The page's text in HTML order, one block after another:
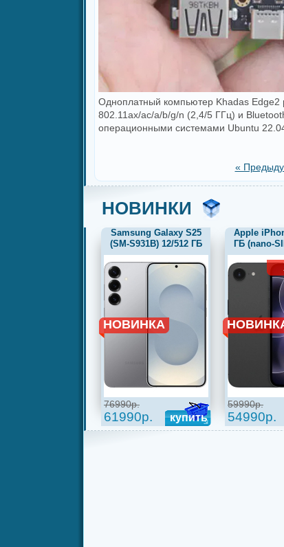
Одноплатный компьютер Khadas Edge2
802.11ax/ac/a/b/g/n (2,4/5 ГГц) и
операционными системами Ubuntu
«
НОВИНКИ
Samsung Galaxy S25
(SM-S931B) 12/512 ГБ
RU, серый
НОВИНКА
76990р.
61990р. купить
Apple
ГБ (nano-
59990р.
54990р.